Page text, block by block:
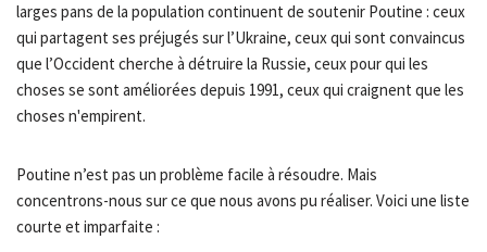
larges pans de la population continuent de soutenir Poutine : ceux
qui partagent ses préjugés sur l’Ukraine, ceux qui sont convaincus
que l’Occident cherche à détruire la Russie, ceux pour qui les
choses se sont améliorées depuis 1991, ceux qui craignent que les
choses n'empirent.
Poutine n’est pas un problème facile à résoudre. Mais
concentrons-nous sur ce que nous avons pu réaliser. Voici une liste
courte et imparfaite :